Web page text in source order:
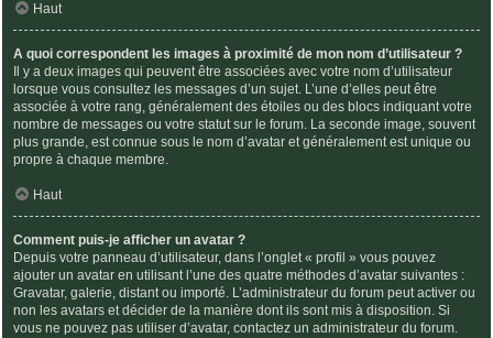
Haut
A quoi correspondent les images à proximité de mon nom d’utilisateur ?
Il y a deux images qui peuvent être associées avec votre nom d’utilisateur
lorsque vous consultez les messages d’un sujet. L’une d’elles peut être
associée à votre rang, généralement des étoiles ou des blocs indiquant votre
nombre de messages ou votre statut sur le forum. La seconde image, souvent
plus grande, est connue sous le nom d’avatar et généralement est unique ou
propre à chaque membre.
Haut
Comment puis-je afficher un avatar ?
Depuis votre panneau d’utilisateur, dans l’onglet « profil » vous pouvez
ajouter un avatar en utilisant l’une des quatre méthodes d’avatar suivantes :
Gravatar, galerie, distant ou importé. L’administrateur du forum peut activer ou
non les avatars et décider de la manière dont ils sont mis à disposition. Si
vous ne pouvez pas utiliser d’avatar, contactez un administrateur du forum.